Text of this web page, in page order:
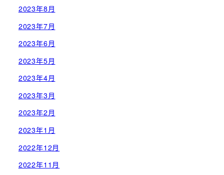
2023年8月
2023年7月
2023年6月
2023年5月
2023年4月
2023年3月
2023年2月
2023年1月
2022年12月
2022年11月